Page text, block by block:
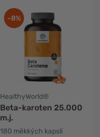
-8%
HealthyWorld®
Beta-karoten 25.000
m.j.
180 měkkých kapslí